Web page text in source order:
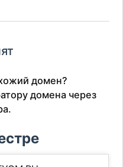
домен?
домена через